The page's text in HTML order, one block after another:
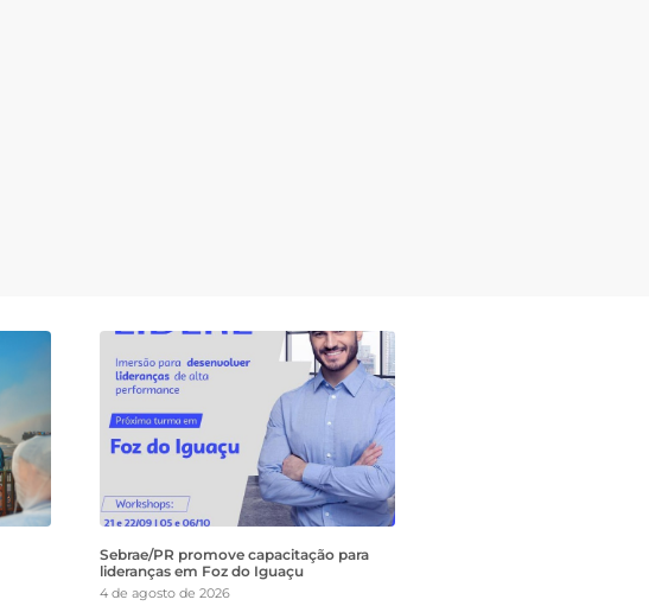
Sebrae/PR promove capacitação para
lideranças em Foz do Iguaçu
4 de agosto de 2026